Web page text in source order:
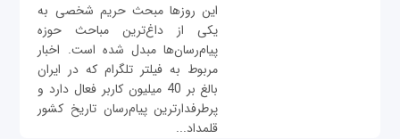
این روزها مبحث حریم شخصی به
یکی از داغ‌ترین مباحث حوزه
پیام‌رسان‌ها مبدل شده است. اخبار
مربوط به فیلتر تلگرام که در ایران
بالغ بر 40 میلیون کاربر فعال دارد و
پرطرفدارترین پیام‌رسان تاریخ کشور
قلمداد...